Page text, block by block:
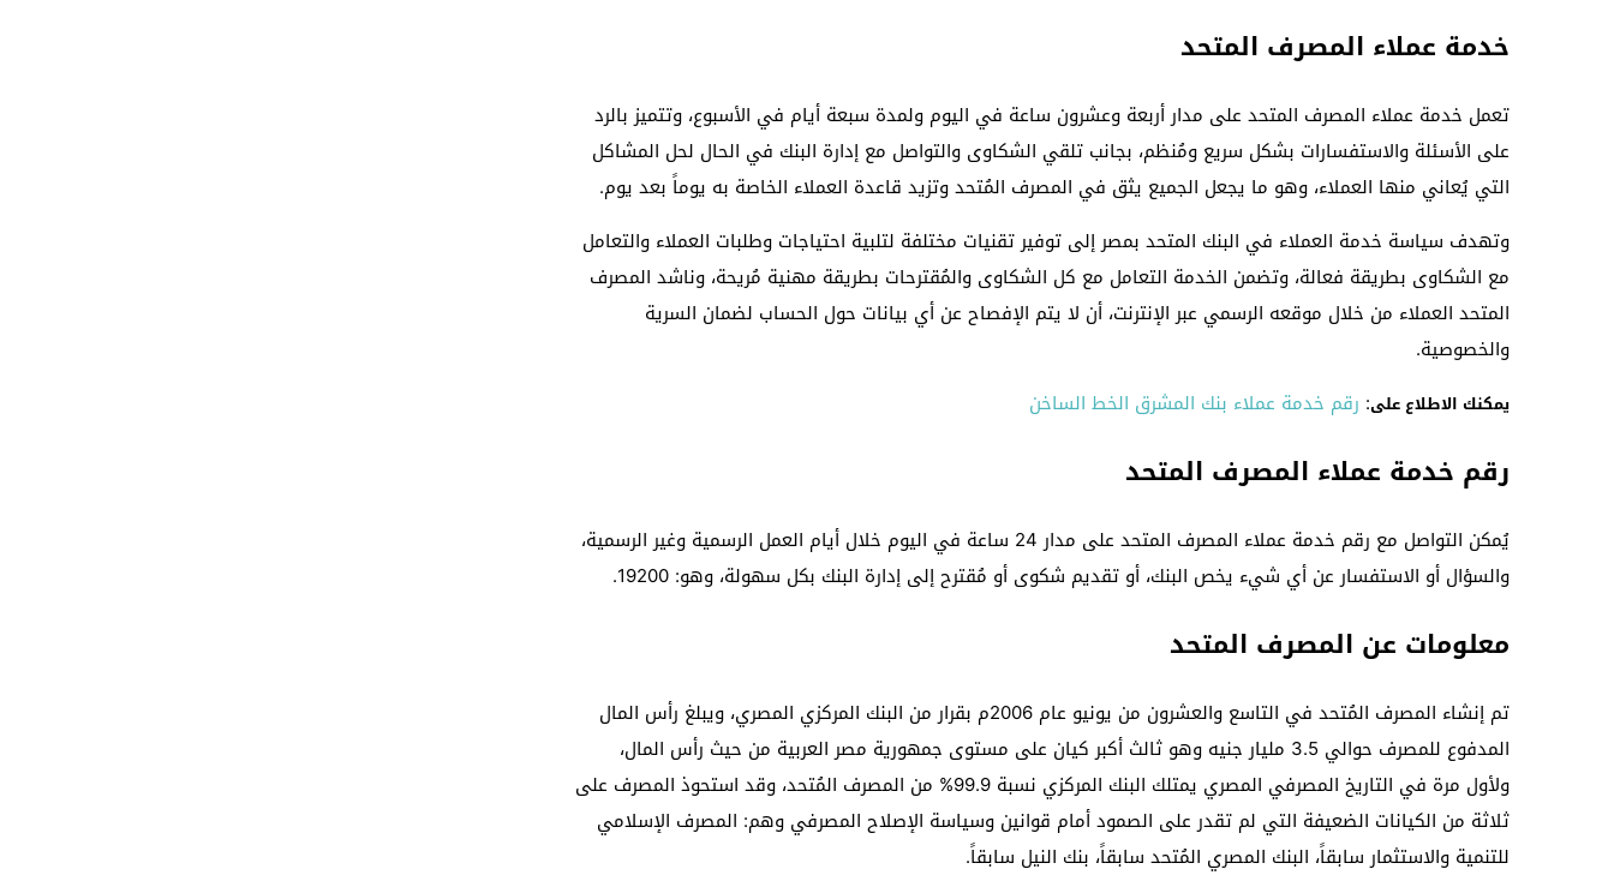
خدمة عملاء المصرف المتحد
تعمل خدمة عملاء المصرف المتحد على مدار أربعة وعشرون ساعة في اليوم ولمدة سبعة أيام في الأسبوع، وتتميز بالرد
على الأسئلة والاستفسارات بشكل سريع ومُنظم، بجانب تلقي الشكاوى والتواصل مع إدارة البنك في الحال لحل المشاكل
التي يُعاني منها العملاء، وهو ما يجعل الجميع يثق في المصرف المُتحد وتزيد قاعدة العملاء الخاصة به يوماً بعد يوم.
وتهدف سياسة خدمة العملاء في البنك المتحد بمصر إلى توفير تقنيات مختلفة لتلبية احتياجات وطلبات العملاء والتعامل
مع الشكاوى بطريقة فعالة، وتضمن الخدمة التعامل مع كل الشكاوى والمُقترحات بطريقة مهنية مُريحة، وناشد المصرف
المتحد العملاء من خلال موقعه الرسمي عبر الإنترنت، أن لا يتم الإفصاح عن أي بيانات حول الحساب لضمان السرية
والخصوصية.
يمكنك الاطلاع على: رقم خدمة عملاء بنك المشرق الخط الساخن
رقم خدمة عملاء المصرف المتحد
يُمكن التواصل مع رقم خدمة عملاء المصرف المتحد على مدار 24 ساعة في اليوم خلال أيام العمل الرسمية وغير الرسمية،
والسؤال أو الاستفسار عن أي شيء يخص البنك، أو تقديم شكوى أو مُقترح إلى إدارة البنك بكل سهولة، وهو: 19200.
معلومات عن المصرف المتحد
تم إنشاء المصرف المُتحد في التاسع والعشرون من يونيو عام 2006م بقرار من البنك المركزي المصري، ويبلغ رأس المال
المدفوع للمصرف حوالي 3.5 مليار جنيه وهو ثالث أكبر كيان على مستوى جمهورية مصر العربية من حيث رأس المال،
ولأول مرة في التاريخ المصرفي المصري يمتلك البنك المركزي نسبة 99.9% من المصرف المُتحد، وقد استحوذ المصرف على
ثلاثة من الكيانات الضعيفة التي لم تقدر على الصمود أمام قوانين وسياسة الإصلاح المصرفي وهم: المصرف الإسلامي
للتنمية والاستثمار سابقاً، البنك المصري المُتحد سابقاً، بنك النيل سابقاً.